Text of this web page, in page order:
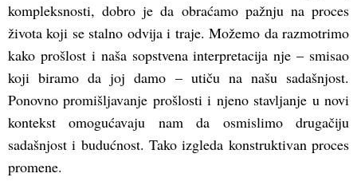
kompleksnosti, dobro je da obraćamo pažnju na proces
života koji se stalno odvija i traje. Možemo da razmotrimo
kako prošlost i naša sopstvena interpretacija nje – smisao
koji biramo da joj damo – utiču na našu sadašnjost.
Ponovno promišljavanje prošlosti i njeno stavljanje u novi
kontekst omogućavaju nam da osmislimo drugačiju
sadašnjost i budućnost. Tako izgleda konstruktivan proces
promene.